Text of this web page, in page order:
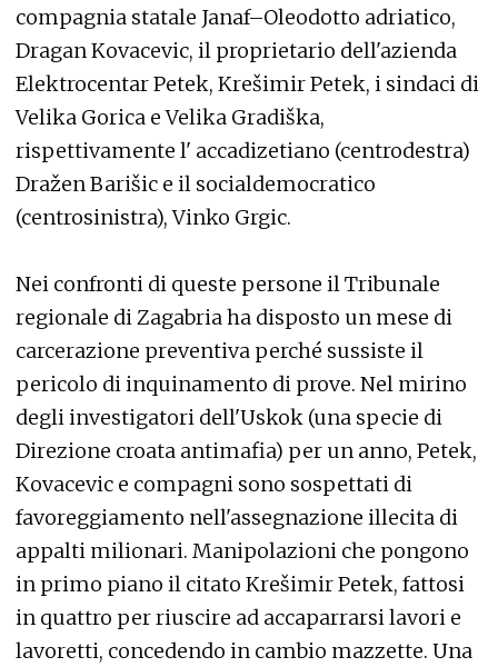
compagnia statale Janaf–Oleodotto adriatico,
Dragan Kovacevic, il proprietario dell'azienda
Elektrocentar Petek, Krešimir Petek, i sindaci di
Velika Gorica e Velika Gradiška,
rispettivamente l' accadizetiano (centrodestra)
Dražen Barišic e il socialdemocratico
(centrosinistra), Vinko Grgic.
Nei confronti di queste persone il Tribunale
regionale di Zagabria ha disposto un mese di
carcerazione preventiva perché sussiste il
pericolo di inquinamento di prove. Nel mirino
degli investigatori dell'Uskok (una specie di
Direzione croata antimafia) per un anno, Petek,
Kovacevic e compagni sono sospettati di
favoreggiamento nell'assegnazione illecita di
appalti milionari. Manipolazioni che pongono
in primo piano il citato Krešimir Petek, fattosi
in quattro per riuscire ad accaparrarsi lavori e
lavoretti, concedendo in cambio mazzette. Una